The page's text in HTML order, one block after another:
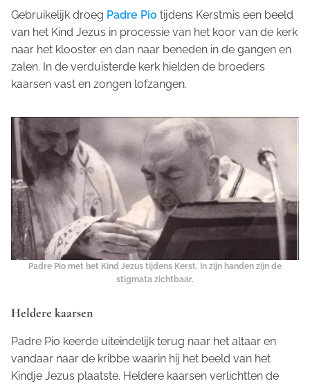
Gebruikelijk droeg Padre Pio tijdens Kerstmis een beeld
van het Kind Jezus in processie van het koor van de kerk
naar het klooster en dan naar beneden in de gangen en
zalen. In de verduisterde kerk hielden de broeders
kaarsen vast en zongen lofzangen.
Padre Pio met het Kind Jezus tijdens Kerst. In zijn handen zijn de
stigmata zichtbaar.
Heldere kaarsen
Padre Pio keerde uiteindelijk terug naar het altaar en
vandaar naar de kribbe waarin hij het beeld van het
Kindje Jezus plaatste. Heldere kaarsen verlichtten de